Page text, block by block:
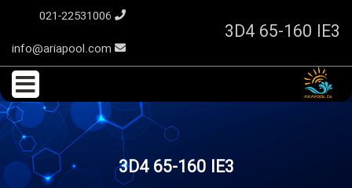
3D4 65-160 IE3
3D4 65-160 IE3